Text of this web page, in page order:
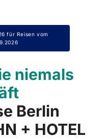
für Reisen vom
niemals
Berlin
+ HOTEL